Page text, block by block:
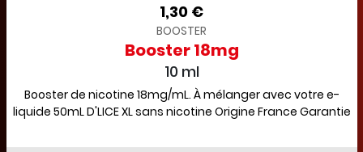
1,30 €
BOOSTER
Booster 18mg
10 ml
Booster de nicotine 18mg/mL. À mélanger avec votre e-
liquide 50mL D'LICE XL sans nicotine Origine France Garantie